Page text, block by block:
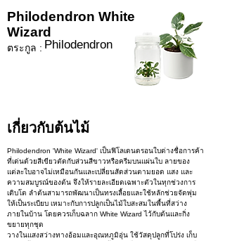
Philodendron White
Wizard
ตระกูล : Philodendron
เกี่ยวกับต้นไม้
Philodendron 'White Wizard' เป็นฟิโลเดนดรอนใบด่างชื่อการค้า
ที่เด่นด้วยสีเขียวตัดกับส่วนสีขาวหรือครีมบนแผ่นใบ ลายของ
แต่ละใบอาจไม่เหมือนกันและเปลี่ยนสัดส่วนตามยอด แสง และ
ความสมบูรณ์ของต้น จึงให้รายละเอียดเฉพาะตัวในทุกช่วงการ
เติบโต ลำต้นสามารถพัฒนาเป็นทรงเลื้อยและใช้หลักช่วยจัดพุ่ม
ให้เป็นระเบียบ เหมาะกับการปลูกเป็นไม้ใบสะสมในพื้นที่สว่าง
ภายในบ้าน โดยควรเก็บฉลาก White Wizard ไว้กับต้นและกิ่ง
ขยายทุกชุด
วางในแสงสว่างทางอ้อมและอุณหภูมิอุ่น ใช้วัสดุปลูกที่โปร่ง เก็บ